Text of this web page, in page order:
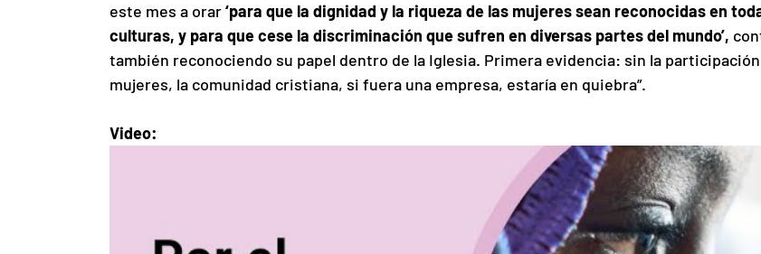
este mes a orar ‘para que la dignidad y la riqueza de las mujeres sean reconocidas en
culturas, y para que cese la discriminación que sufren en diversas partes del mundo’,
también reconociendo su papel dentro de la Iglesia. Primera evidencia: sin la
mujeres, la comunidad cristiana, si fuera una empresa, estaría en quiebra”.
Video: